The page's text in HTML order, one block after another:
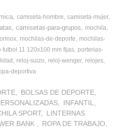
camiseta-hombre camiseta-mujer
camisetas-para-grupos
mochila
mochilas-de-deporte
mochilas-
futbol 11 120x100 mm fijas porterias-
reloj-suizo reloj-wenger
relojes
deportiva
BOLSAS DE DEPORTE
INFANTIL
SPORT
LINTERNAS
BANK
ROPA DE TRABAJO